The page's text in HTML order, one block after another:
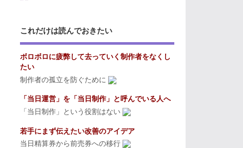
これだけは読んでおきたい
ボロボロに疲弊して去っていく制作者をなくし
たい
制作者の孤立を防ぐために
「当日運営」を「当日制作」と呼んでいる人へ
「当日制作」という役割はない
若手にまず伝えたい改善のアイデア
当日精算券から前売券への移行